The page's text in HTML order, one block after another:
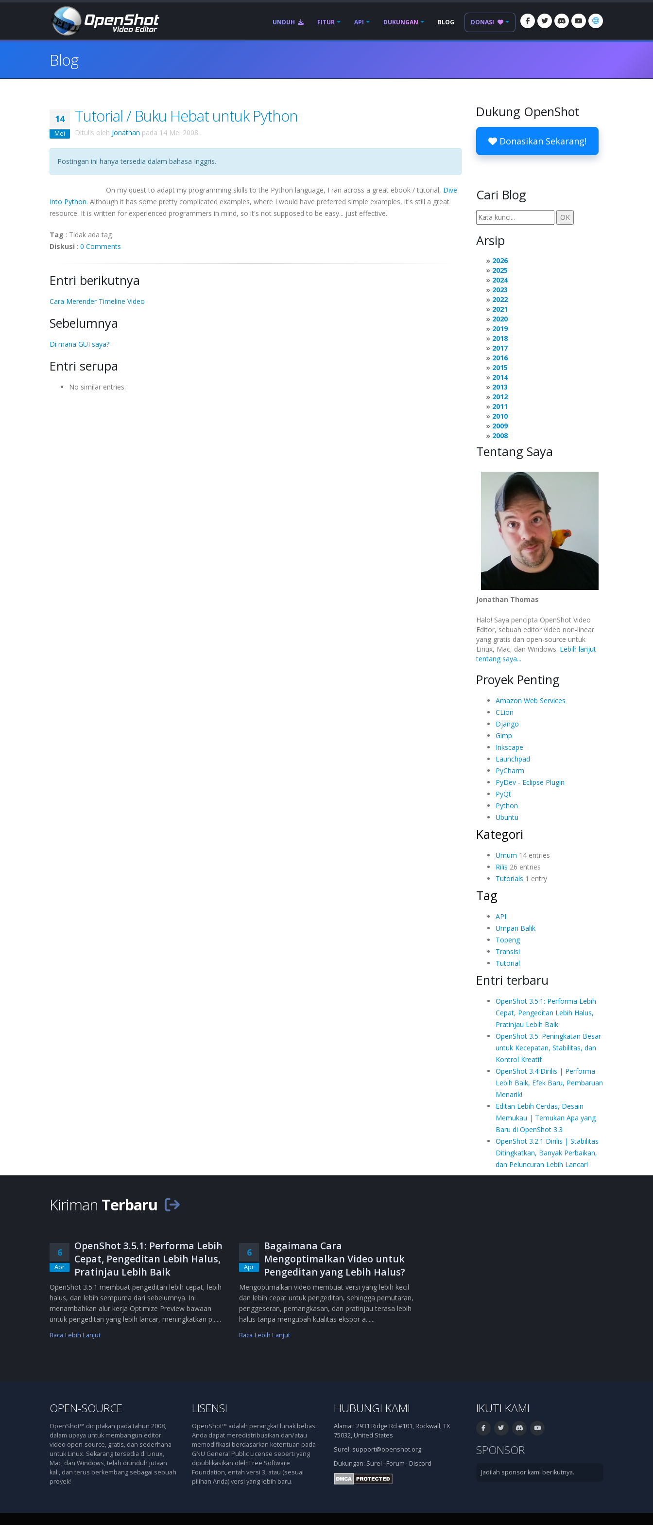
UNDUH FITUR API DUKUNGAN BLOG DONASI
Blog
14
Mei
Tutorial / Buku Hebat untuk Python
Ditulis oleh Jonathan pada 14 Mei 2008 .
Postingan ini hanya tersedia dalam bahasa Inggris.
On my quest to adapt my programming skills to the Python language, I ran across a great ebook / tutorial, Dive
Into Python. Although it has some pretty complicated examples, where I would have preferred simple examples, it's still a great
resource. It is written for experienced programmers in mind, so it's not supposed to be easy... just effective.
Tag : Tidak ada tag
Diskusi : 0 Comments
Entri berikutnya
Cara Merender Timeline Video
Sebelumnya
Di mana GUI saya?
Entri serupa
No similar entries.
Dukung OpenShot
Donasikan Sekarang!
Cari Blog
Arsip
2026
2025
2024
2023
2022
2021
2020
2019
2018
2017
2016
2015
2014
2013
2012
2011
2010
2009
2008
Tentang Saya
Jonathan Thomas
Halo! Saya pencipta OpenShot Video
Editor, sebuah editor video non-linear
yang gratis dan open-source untuk
Linux, Mac, dan Windows. Lebih lanjut
tentang saya...
Proyek Penting
Amazon Web Services
CLion
Django
Gimp
Inkscape
Launchpad
PyCharm
PyDev - Eclipse Plugin
PyQt
Python
Ubuntu
Kategori
Umum 14 entries
Rilis 26 entries
Tutorials 1 entry
Tag
API
Umpan Balik
Topeng
Transisi
Tutorial
Entri terbaru
OpenShot 3.5.1: Performa Lebih
Cepat, Pengeditan Lebih Halus,
Pratinjau Lebih Baik
OpenShot 3.5: Peningkatan Besar
untuk Kecepatan, Stabilitas, dan
Kontrol Kreatif
OpenShot 3.4 Dirilis | Performa
Lebih Baik, Efek Baru, Pembaruan
Menarik!
Editan Lebih Cerdas, Desain
Memukau | Temukan Apa yang
Baru di OpenShot 3.3
OpenShot 3.2.1 Dirilis | Stabilitas
Ditingkatkan, Banyak Perbaikan,
dan Peluncuran Lebih Lancar!
Kiriman Terbaru
6
Apr
OpenShot 3.5.1: Performa Lebih
Cepat, Pengeditan Lebih Halus,
Pratinjau Lebih Baik
OpenShot 3.5.1 membuat pengeditan lebih cepat, lebih
halus, dan lebih sempurna dari sebelumnya. Ini
menambahkan alur kerja Optimize Preview bawaan
untuk pengeditan yang lebih lancar, meningkatkan p......
Baca Lebih Lanjut
6
Apr
Bagaimana Cara
Mengoptimalkan Video untuk
Pengeditan yang Lebih Halus?
Mengoptimalkan video membuat versi yang lebih kecil
dan lebih cepat untuk pengeditan, sehingga pemutaran,
penggeseran, pemangkasan, dan pratinjau terasa lebih
halus tanpa mengubah kualitas ekspor a......
Baca Lebih Lanjut
OPEN-SOURCE
OpenShot™ diciptakan pada tahun 2008,
dalam upaya untuk membangun editor
video open-source, gratis, dan sederhana
untuk Linux. Sekarang tersedia di Linux,
Mac, dan Windows, telah diunduh jutaan
kali, dan terus berkembang sebagai sebuah
proyek!
LISENSI
OpenShot™ adalah perangkat lunak bebas:
Anda dapat meredistribusikan dan/atau
memodifikasi berdasarkan ketentuan pada
GNU General Public License seperti yang
dipublikasikan oleh Free Software
Foundation, entah versi 3, atau (sesuai
pilihan Anda) versi yang lebih baru.
HUBUNGI KAMI
Alamat: 2931 Ridge Rd #101, Rockwall, TX
75032, United States
Surel: support@openshot.org
Dukungan: Surel · Forum · Discord
IKUTI KAMI
SPONSOR
Jadilah sponsor kami berikutnya.